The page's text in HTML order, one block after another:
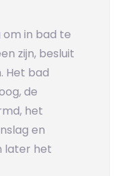
in bad te
zijn, besluit
Het bad
de
het
en
later het